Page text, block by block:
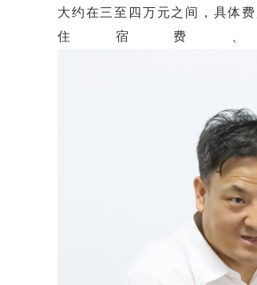
大约在三至四万元之间，具体
住宿费